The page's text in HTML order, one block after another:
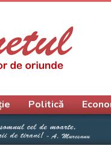
Politică